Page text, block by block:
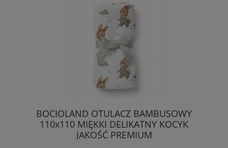
BOCIOLAND OTULACZ BAMBUSOWY
110x110 MIĘKKI DELIKATNY KOCYK
JAKOŚĆ PREMIUM